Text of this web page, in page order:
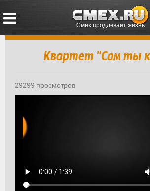
Смех продлевает жизнь
Квартет "Сам ты
29299 просмотров